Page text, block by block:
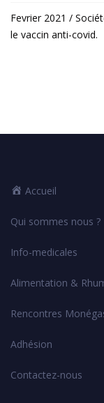
Fevrier 2021 /
le vaccin anti-covid.
Accueil
Qui sommes nous ?
Info-medicales
Alimentation &
Rencontres
Adhésion
Contactez-nous